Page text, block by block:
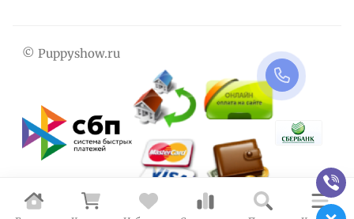
© Puppyshow.ru